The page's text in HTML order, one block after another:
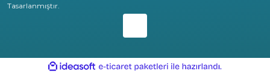
Tasarlanmıştır.
ideasoft
e-